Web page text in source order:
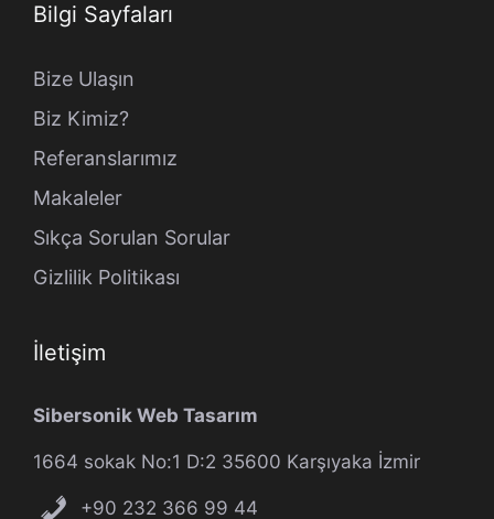
Bilgi Sayfaları
Bize Ulaşın
Biz Kimiz?
Referanslarımız
Makaleler
Sıkça Sorulan Sorular
Gizlilik Politikası
İletişim
Sibersonik Web Tasarım
1664 sokak No:1 D:2 35600 Karşıyaka İzmir
+90 232 366 99 44